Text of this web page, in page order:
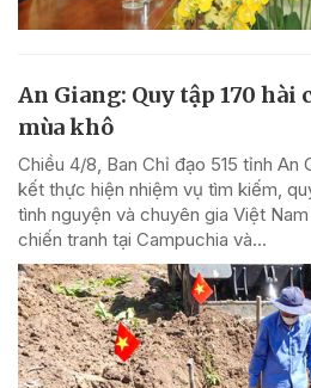
An Giang: Quy tập 170
mùa khô
Chiều 4/8, Ban Chỉ đạo 515 tỉnh
kết thực hiện nhiệm vụ tìm kiếm,
tình nguyện và chuyên gia Việt
chiến tranh tại Campuchia và...